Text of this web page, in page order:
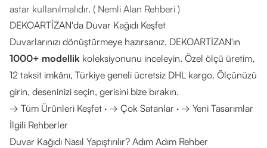
astar kullanılmalıdır. ( Nemli Alan Rehberi )
DEKOARTİZAN'da Duvar Kağıdı Keşfet
Duvarlarınızı dönüştürmeye hazırsanız, DEKOARTİZAN'ın
1000+ modellik koleksiyonunu inceleyin. Özel ölçü üretim,
12 taksit imkânı, Türkiye geneli ücretsiz DHL kargo. Ölçünüzü
girin, deseninizi seçin, gerisini bize bırakın.
→ Tüm Ürünleri Keşfet · → Çok Satanlar · → Yeni Tasarımlar
İlgili Rehberler
Duvar Kağıdı Nasıl Yapıştırılır? Adım Adım Rehber